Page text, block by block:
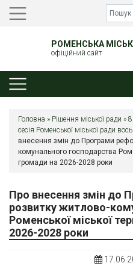
РОМЕНСЬКА
офіційний сайт
Головна » Рішення міської ради »
сесія Роменської міської ради
внесення змін до Програми
комунального господарства
громади на 2026-2028 роки
Про внесення змін до
розвитку житлово-
Роменської міської
2026-2028 роки